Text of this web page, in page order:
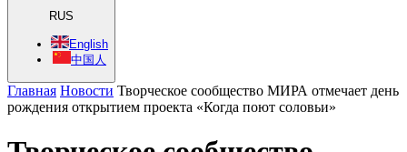
RUS
English
中国人
Главная Новости Творческое сообщество МИРА отмечает день
рождения открытием проекта «Когда поют соловьи»